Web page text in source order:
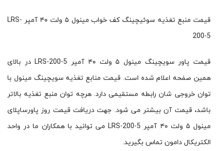
قیمت منبع تغذیه سوئیچینگ کف خواب مینول ۵ ولت ۴۰ آمپر LRS-
200-5
قیمت پاور سویچینگ مینول ۵ ولت ۴۰ آمپر LRS-200-5 در بالای
همین صفحه اعلام شده است. قیمت منابع تغذیه سویچینگ مینول با
توان خروجی شان رابطه مستقیمی دارد. هرچه توان منبع تغذیه بالاتر
باشد، قیمت آن بیشتر می شود. جهت دریافت قیمت روز پاورساپلای
مینول ۵ ولت ۴۰ آمپر LRS-200-5 می توانید با همکاران ما در واحد
الکتریکال دامون تماس بگیرید.